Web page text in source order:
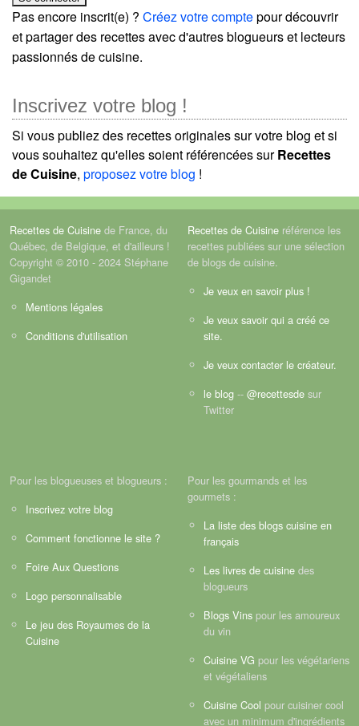
Pas encore inscrit(e) ? Créez votre comptepour découvrir
et partager des recettes avec d'autres blogueurs et lecteurs
passionnés de cuisine.
Inscrivez votre blog !
Si vous publiez des recettes originales sur votre blog et si
vous souhaitez qu'elles soient référencées surRecettes
de Cuisine, proposez votre blog !
Recettes de Cuisine de France, du
Québec, de Belgique, et d'ailleurs !
Copyright © 2010 - 2024 Stéphane
Gigandet
Mentions légales
Conditions d'utilisation
Recettes de Cuisine référence les
recettes publiées sur une sélection
de blogs de cuisine.
Je veux en savoir plus !
Je veux savoir qui a créé ce
site.
Je veux contacter le créateur.
le blog -- @recettesde sur
Twitter
Pour les blogueuses et blogueurs :
Inscrivez votre blog
Comment fonctionne le site ?
Foire Aux Questions
Logo personnalisable
Le jeu des Royaumes de la
Cuisine
Pour les gourmands et les
gourmets :
La liste des blogs cuisine en
français
Les livres de cuisine des
blogueurs
Blogs Vins pour les amoureux
du vin
Cuisine VG pour les végétariens
et végétaliens
Cuisine Cool pour cuisiner cool
avec un minimum d'ingrédients